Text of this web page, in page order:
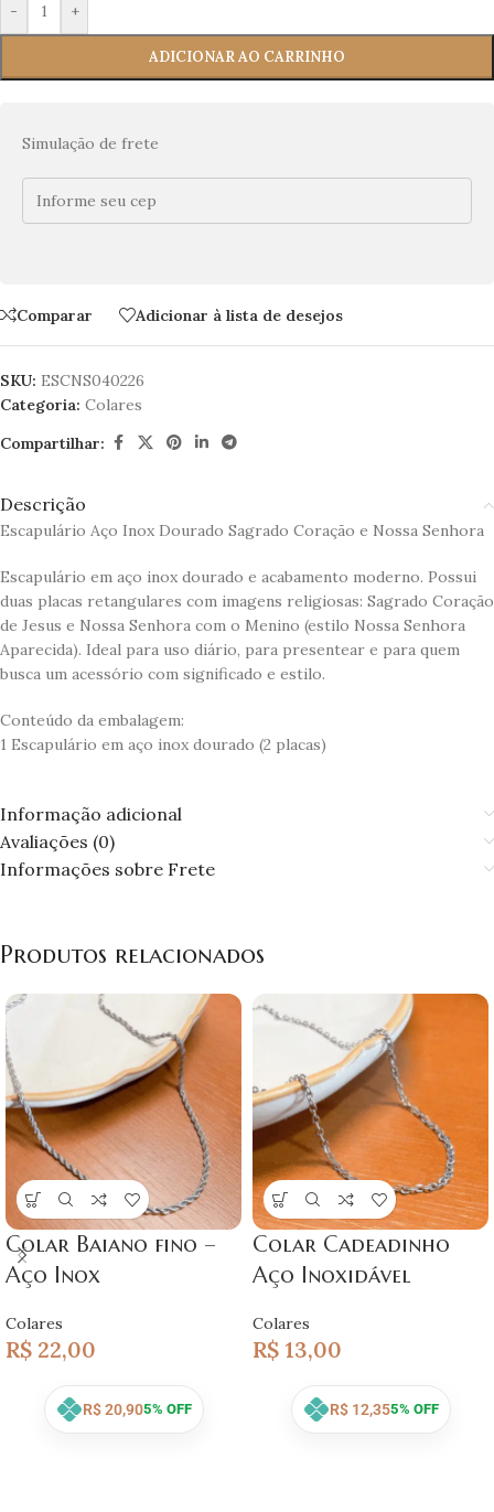
- +
ADICIONAR AO CARRINHO
Simulação de frete
Comparar Adicionar à lista de desejos
SKU: ESCNS040226
Categoria: Colares
Compartilhar:
Descrição
Escapulário Aço Inox Dourado Sagrado Coração e Nossa Senhora
Escapulário em aço inox dourado e acabamento moderno. Possui
duas placas retangulares com imagens religiosas: Sagrado Coração
de Jesus e Nossa Senhora com o Menino (estilo Nossa Senhora
Aparecida). Ideal para uso diário, para presentear e para quem
busca um acessório com significado e estilo.
Conteúdo da embalagem:
1 Escapulário em aço inox dourado (2 placas)
Informação adicional
Avaliações (0)
Informações sobre Frete
Produtos relacionados
Colar Baiano fino –
Aço Inox
Colares
R$ 22,00
R$20,905% OFF
Colar Cadeadinho
Aço Inoxidável
Colares
R$ 13,00
R$12,355% OFF